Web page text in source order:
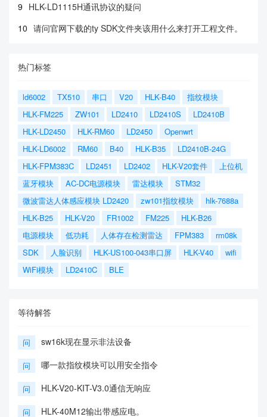
9 HLK-LD1115H通讯协议的疑问
10 请问官网下载的ty SDK文件夹该用什么来打开工程文件。
热门标签
ld6002 TX510 串口 V20 HLK-B40
指纹模块
HLK-FM225
ZW101 LD2410 LD2410S
LD2410B
HLK-LD2450
HLK-RM60 LD2450
Openwrt
HLK-LD6002
RM60 B40 HLK-B35
LD2410B-24G
HLK-FPM383C
LD2451 LD2402 HLK-V20套件
上位机
蓝牙模块
AC-DC电源模块 雷达模块
STM32
微波雷达人体感应模块 LD2420
zw101指纹模块
hlk-7688a
HLK-B25
HLK-V20 FR1002 FM225
HLK-B26
电源模块
低功耗 人体存在检测雷达 FPM383
rm08k
SDK
人脸识别 HLK-US100-043串口屏 HLK-V40
wifi
WiFi模块
LD2410C BLE
等待解答
问 sw16k现在显示非法设备
问 哪一款指纹模块可以用安全指令
问 HLK-V20-KIT-V3.0通信无响应
问 HLK-40M12输出带感应电。